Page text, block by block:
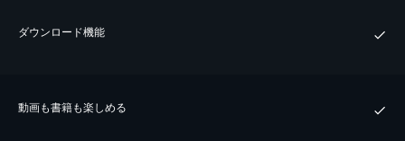
ダウンロード機能
動画も書籍も楽しめる